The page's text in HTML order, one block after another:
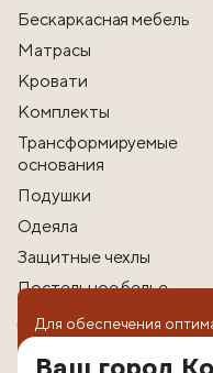
Бескаркасная мебель
Матрасы
Кровати
Комплекты
Трансформируемые
основания
Подушки
Одеяла
Защитные чехлы
Постельное белье
Другие товары
Для обеспечения
пользовательского
технологии cookie.